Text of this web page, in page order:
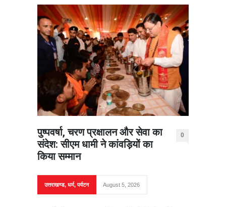
पुष्पवर्षा, चरण प्रक्षालन और सेवा का
संदेश: सीएम धामी ने कांवड़ियों का
किया सम्मान
0
उत्तराखण्ड, धर्म,पर्यटन August 5, 2026